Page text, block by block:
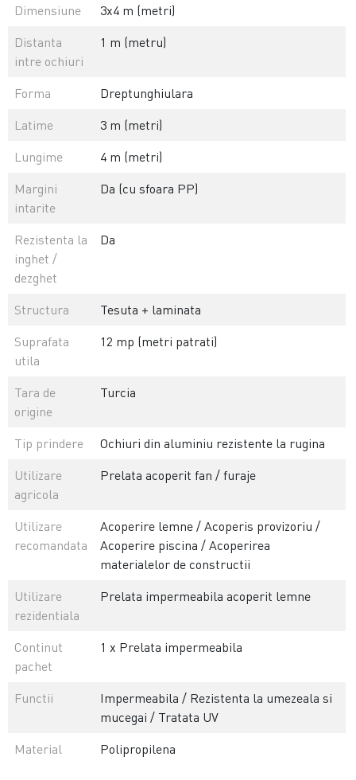
Dimensiune
3x4 m (metri)
Distanta
intre ochiuri
1 m (metru)
Forma
Dreptunghiulara
Latime
3 m (metri)
Lungime
4 m (metri)
Margini
intarite
Da (cu sfoara PP)
Rezistenta la
inghet /
dezghet
Da
Structura
Tesuta + laminata
Suprafata
utila
12 mp (metri patrati)
Tara de
origine
Turcia
Tip prindere
Ochiuri din aluminiu rezistente la rugina
Utilizare
agricola
Prelata acoperit fan / furaje
Utilizare
recomandata
Acoperire lemne / Acoperis provizoriu /
Acoperire piscina / Acoperirea
materialelor de constructii
Utilizare
rezidentiala
Prelata impermeabila acoperit lemne
Continut
pachet
1 x Prelata impermeabila
Functii
Impermeabila / Rezistenta la umezeala si
mucegai / Tratata UV
Material
Polipropilena